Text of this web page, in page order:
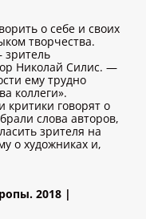
о себе и своих
творчества.
зритель
Николай Силис. —
ему трудно
коллеги».
критики говорят о
слова авторов,
зрителя на
о художниках и,
2018 |